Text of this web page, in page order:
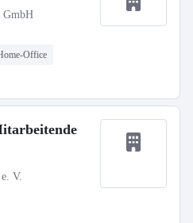
GmbH
Office
V.